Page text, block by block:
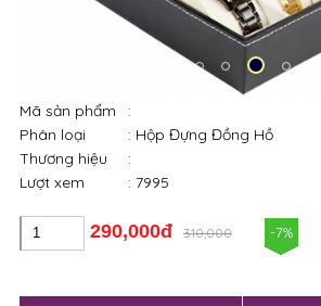
Mã sản phẩm
:
Phân loại
: Hộp Đựng Đồng Hồ
Thương hiệu
:
Lượt xem
: 7995
290,000đ 310,000 -7%